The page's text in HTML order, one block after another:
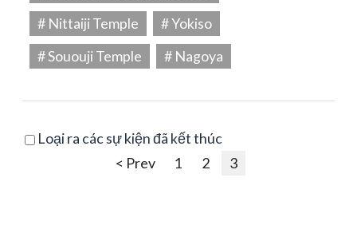
# Nittaiji Temple
# Yokiso
# Sououji Temple
# Nagoya
Loại ra các sự kiện đã kết thúc
< Prev
1 2 3